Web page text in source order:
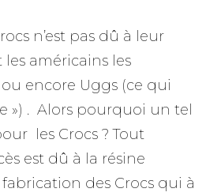
n’est pas dû à leur
américains les
encore Uggs (ce qui
») . Alors pourquoi un tel
les Crocs ? Tout
est dû à la résine
des Crocs qui à